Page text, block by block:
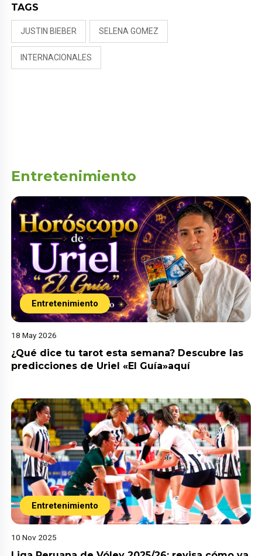
TAGS
JUSTIN BIEBER SELENA GOMEZ
INTERNACIONALES
Entretenimiento
Entretenimiento
18 May 2026
¿Qué dice tu tarot esta semana? Descubre las
predicciones de Uriel «El Guía»aquí
Entretenimiento
10 Nov 2025